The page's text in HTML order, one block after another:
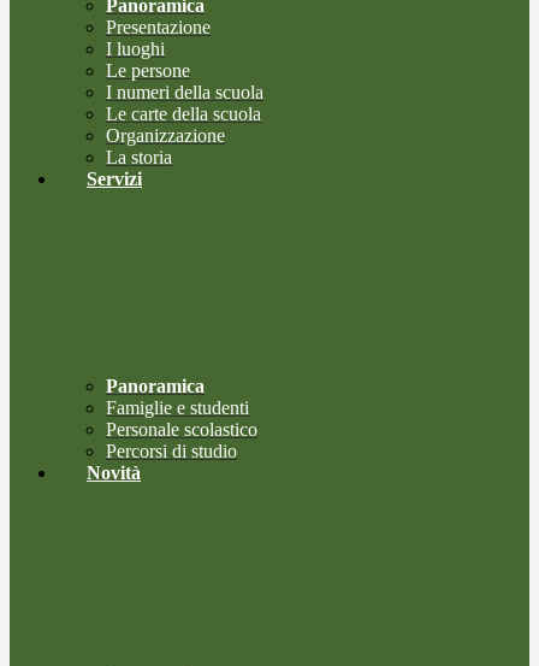
Panoramica
Presentazione
I luoghi
Le persone
I numeri della scuola
Le carte della scuola
Organizzazione
La storia
Servizi
Panoramica
Famiglie e studenti
Personale scolastico
Percorsi di studio
Novità